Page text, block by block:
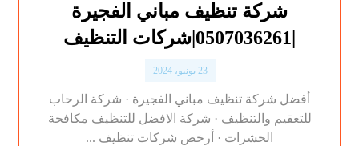
شركة تنظيف مباني الفجيرة
|0507036261|شركات التنظيف
23 يونيو، 2024
أفضل شركة تنظيف مباني الفجيرة · شركة الرحاب
للتعقيم والتنظيف · شركة الافضل للتنظيف مكافحة
الحشرات · أرخص شركات تنظيف ...